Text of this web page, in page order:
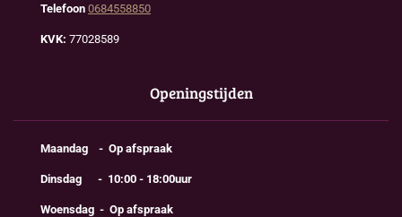
Telefoon 0684558850
KVK: 77028589
Openingstijden
Maandag - Op afspraak
Dinsdag - 10:00 - 18:00uur
Woensdag - Op afspraak